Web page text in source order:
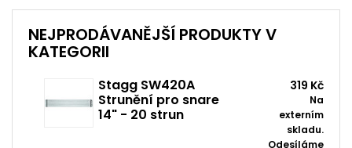
NEJPRODÁVANĚJŠÍ PRODUKTY V
KATEGORII
Stagg SW420A
Strunění pro snare
14" - 20 strun
319 Kč
Na
externím
skladu.
Odesíláme